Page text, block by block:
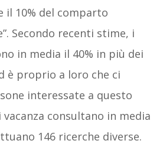
il 10% del comparto
Secondo recenti stime, i
in media il 40% in più dei
è proprio a loro che ci
interessate a questo
consultano in media
146 ricerche diverse.